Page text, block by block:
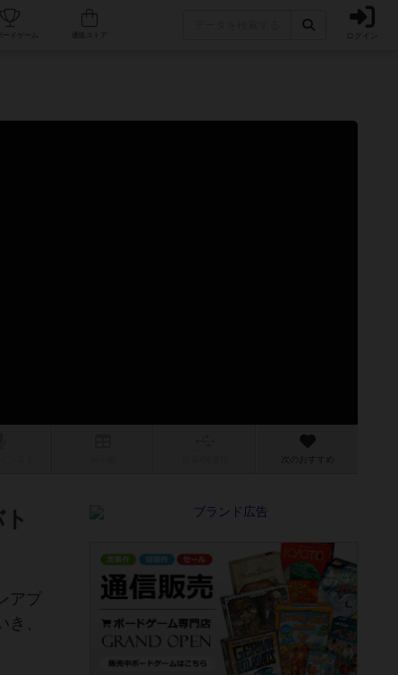
人気ボードゲーム ログイン
次のおすすめ
アプ
、